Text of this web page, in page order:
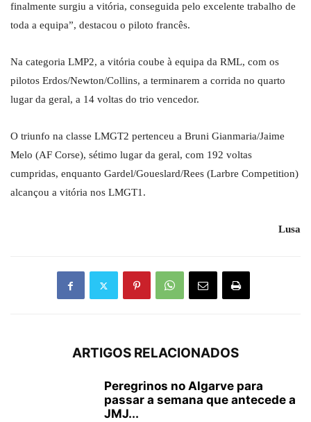
finalmente surgiu a vitória, conseguida pelo excelente trabalho de
toda a equipa”, destacou o piloto francês.
Na categoria LMP2, a vitória coube à equipa da RML, com os
pilotos Erdos/Newton/Collins, a terminarem a corrida no quarto
lugar da geral, a 14 voltas do trio vencedor.
O triunfo na classe LMGT2 pertenceu a Bruni Gianmaria/Jaime
Melo (AF Corse), sétimo lugar da geral, com 192 voltas
cumpridas, enquanto Gardel/Goueslard/Rees (Larbre Competition)
alcançou a vitória nos LMGT1.
Lusa
ARTIGOS RELACIONADOS
Peregrinos no Algarve para
passar a semana que antecede a
JMJ...